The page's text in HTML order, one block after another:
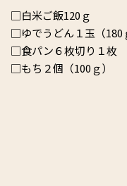
□白米ご飯120ｇ
□ゆでうどん１玉（180
□食パン６枚切り１枚
□もち２個（100ｇ）